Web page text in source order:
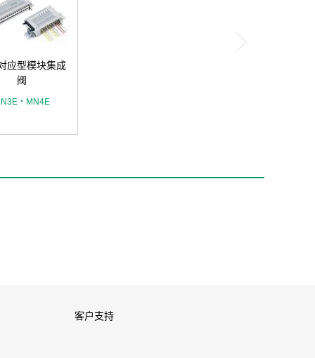
应型模块集成
阀
・MN4E
客户支持